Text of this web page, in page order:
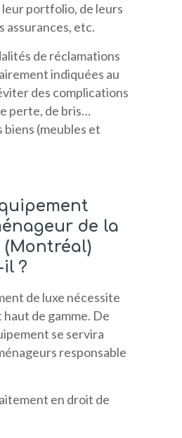
portfolio, de leurs
assurances, etc.
de réclamations
indiquées au
des complications
perte, de bris…
biens (meubles et
de la
(Montréal)
?
de luxe nécessite
de gamme. De
se servira
responsable
en droit de